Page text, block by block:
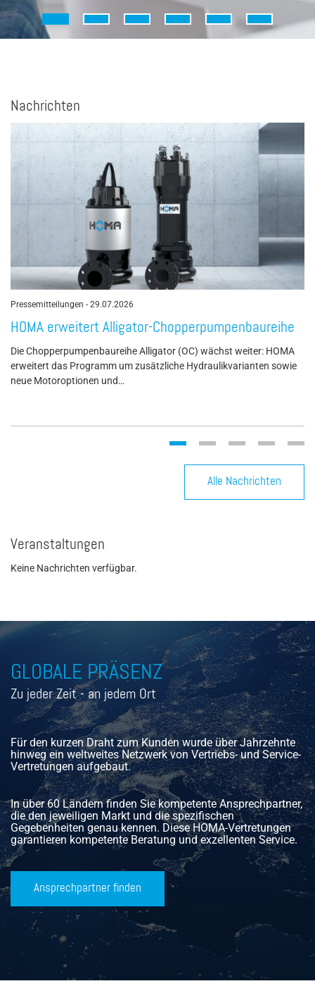
Nachrichten
Pressemitteilungen - 29.07.2026
HOMA erweitert Alligator-Chopperpumpenbaureihe
Die Chopperpumpenbaureihe Alligator (OC) wächst weiter: HOMA
erweitert das Programm um zusätzliche Hydraulikvarianten sowie
neue Motoroptionen und…
Alle Nachrichten
Veranstaltungen
Keine Nachrichten verfügbar.
GLOBALE PRÄSENZ
Zu jeder Zeit - an jedem Ort
Für den kurzen Draht zum Kunden wurde über Jahrzehnte
hinweg ein weltweites Netzwerk von Vertriebs- und Service-
Vertretungen aufgebaut.
In über 60 Ländern finden Sie kompetente Ansprechpartner,
die den jeweiligen Markt und die spezifischen
Gegebenheiten genau kennen. Diese HOMA-Vertretungen
garantieren kompetente Beratung und exzellenten Service.
Ansprechpartner finden